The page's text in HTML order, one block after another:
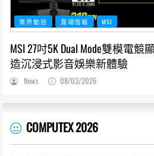
業界動態 賣場情報 MSI
MSI 27吋5K Dual Mode雙模電競
造沉浸式影音娛樂新體驗
News 08/03/2026
COMPUTEX 2026